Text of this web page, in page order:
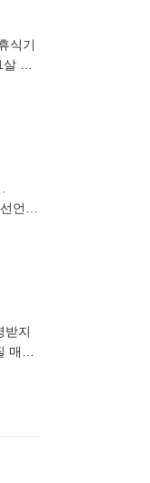
식기
미
언했
받지
체